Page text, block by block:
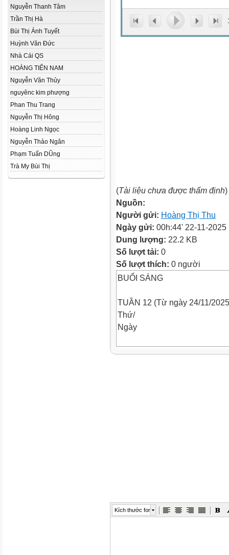
Nguyễn Thanh Tâm
Trần Thị Hà
Bùi Thị Ánh Tuyết
Huỳnh Văn Đức
Nhà Cái QS
HOÀNG TIẾN NAM
Nguyễn Văn Thủy
nguyênc kim phượng
Phan Thu Trang
Nguyễn Thị Hông
Hoàng Linh Ngọc
Nguyễn Thảo Ngân
Phạm Tuấn DŨng
Trà My Bùi Thị
(Tài liệu chưa được thẩm định)
Nguồn:
Người gửi: Hoàng Thị Thu
Ngày gửi: 00h:44' 22-11-2025
Dung lượng: 22.2 KB
Số lượt tải: 0
Số lượt thích: 0 người
BUỔI SÁNG
TUẦN 12 (Từ ngày 24/11/
Thứ/
Ngày
Kích thước font